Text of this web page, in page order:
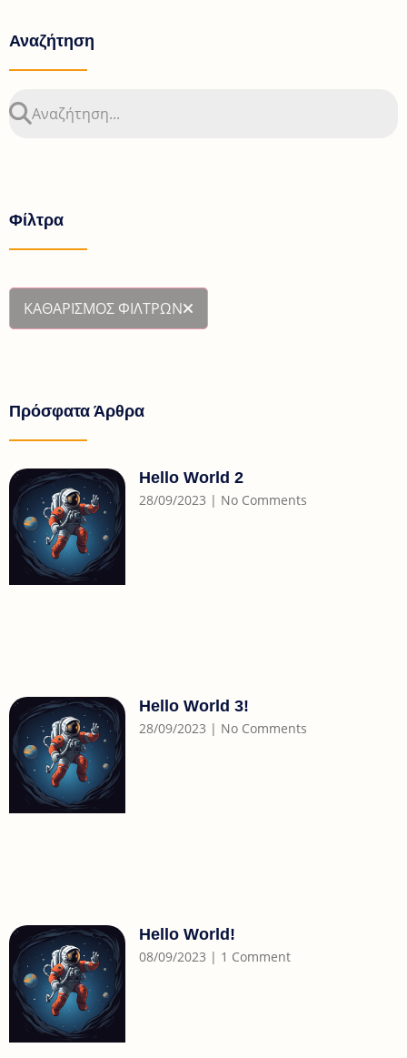
Αναζήτηση
Φίλτρα
ΚΑΘΑΡΙΣΜΟΣ ΦΙΛΤΡΩΝ
Πρόσφατα Άρθρα
Hello World 2
28/09/2023 No Comments
Hello World 3!
28/09/2023 No Comments
Hello World!
08/09/2023 1 Comment